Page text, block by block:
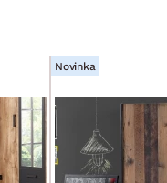
Novinka